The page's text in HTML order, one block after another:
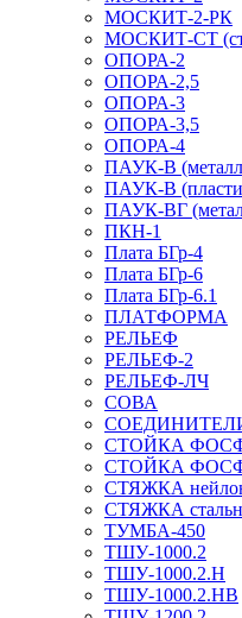
МОСКИТ-2-РК
МОСКИТ-СТ
ОПОРА-2
ОПОРА-2,5
ОПОРА-3
ОПОРА-3,5
ОПОРА-4
ПАУК-В
ПАУК-В
ПАУК-ВГ
ПКН-1
Плата БГр-4
Плата БГр-6
Плата БГр-6.1
ПЛАТФОРМА
РЕЛЬЕФ
РЕЛЬЕФ-2
РЕЛЬЕФ-ЛЧ
СОВА
СТОЙКА
СТОЙКА
СТЯЖКА
СТЯЖКА
ТУМБА-450
ТШУ-1000.2
ТШУ-1000.2.Н
ТШУ-1000.2.НВ